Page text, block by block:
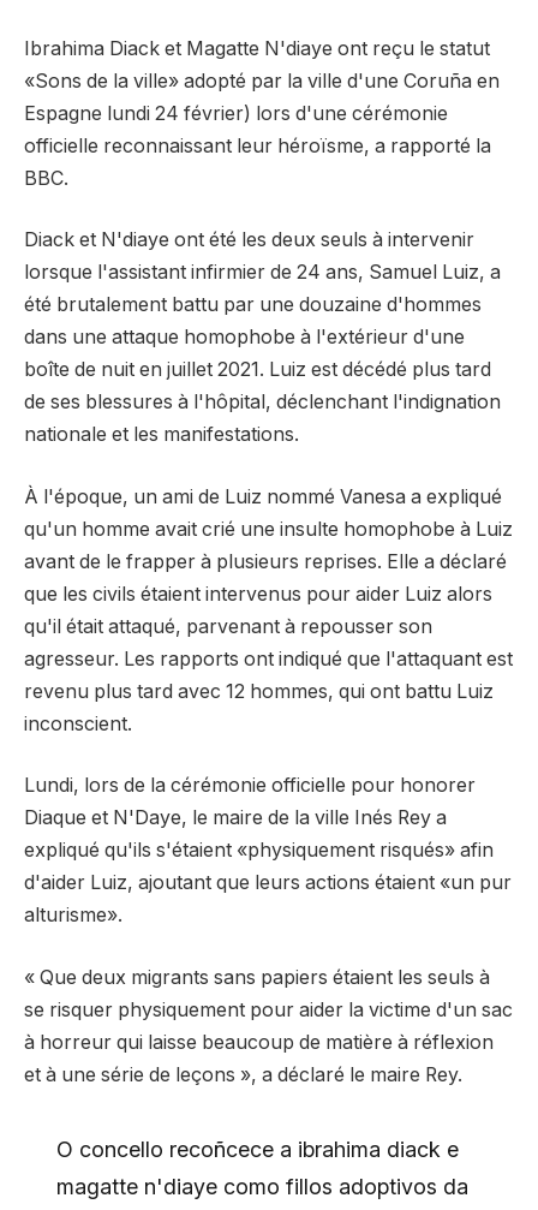
Ibrahima Diack et Magatte N'diaye ont reçu le statut
«Sons de la ville» adopté par la ville d'une Coruña en
Espagne lundi 24 février) lors d'une cérémonie
officielle reconnaissant leur héroïsme, a rapporté la
BBC.
Diack et N'diaye ont été les deux seuls à intervenir
lorsque l'assistant infirmier de 24 ans, Samuel Luiz, a
été brutalement battu par une douzaine d'hommes
dans une attaque homophobe à l'extérieur d'une
boîte de nuit en juillet 2021. Luiz est décédé plus tard
de ses blessures à l'hôpital, déclenchant l'indignation
nationale et les manifestations.
À l'époque, un ami de Luiz nommé Vanesa a expliqué
qu'un homme avait crié une insulte homophobe à Luiz
avant de le frapper à plusieurs reprises. Elle a déclaré
que les civils étaient intervenus pour aider Luiz alors
qu'il était attaqué, parvenant à repousser son
agresseur. Les rapports ont indiqué que l'attaquant est
revenu plus tard avec 12 hommes, qui ont battu Luiz
inconscient.
Lundi, lors de la cérémonie officielle pour honorer
Diaque et N'Daye, le maire de la ville Inés Rey a
expliqué qu'ils s'étaient «physiquement risqués» afin
d'aider Luiz, ajoutant que leurs actions étaient «un pur
alturisme».
« Que deux migrants sans papiers étaient les seuls à
se risquer physiquement pour aider la victime d'un sac
à horreur qui laisse beaucoup de matière à réflexion
et à une série de leçons », a déclaré le maire Rey.
O concello recoñcece a ibrahima diack e
magatte n'diaye como fillos adoptivos da